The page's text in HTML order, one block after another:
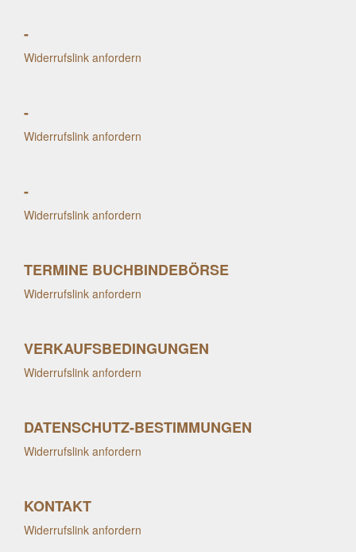
-
Widerrufslink anfordern
-
Widerrufslink anfordern
-
Widerrufslink anfordern
TERMINE BUCHBINDEBÖRSE
Widerrufslink anfordern
VERKAUFSBEDINGUNGEN
Widerrufslink anfordern
DATENSCHUTZ-BESTIMMUNGEN
Widerrufslink anfordern
KONTAKT
Widerrufslink anfordern